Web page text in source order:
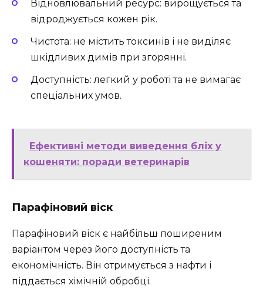
Відновлювальний ресурс: вирощується та
відроджується кожен рік.
Чистота: не містить токсинів і не виділяє
шкідливих димів при згорянні.
Доступність: легкий у роботі та не вимагає
спеціальних умов.
Ефективні методи виведення бліх у
кошеняти: поради ветеринарів
Парафіновий віск
Парафіновий віск є найбільш поширеним
варіантом через його доступність та
економічність. Він отримується з нафти і
піддається хімічній обробці.